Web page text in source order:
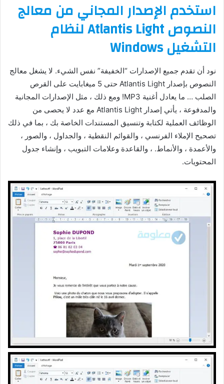
استخدم الإصدار المجاني من معالج
النصوصAtlantis Lightلنظام
التشغيلWindows
نود أن تقدم جميع الإصدارات “الخفيفة” نفس الشيء. لا يشغل معالج
النصوص بإصدار Atlantis Light حتى 5 ميغابايت على القرص
الصلب … ما يعادل أغنية MP3! ومع ذلك ، مثل الإصدارات المجانية
والمدفوعة ، يأتي إصدار Atlantis Light مع عدد لا يحصى من
الوظائف العملية لكتابة وتنسيق المستندات الخاصة بك ، بما في ذلك
تصحيح الإملاء الفرنسي ، والقوائم النقطية ، والجداول ، والصور ،
والأعمدة ، والأنماط. ، والقاعدة وعلامات التبويب ، وإنشاء جدول
المحتويات.